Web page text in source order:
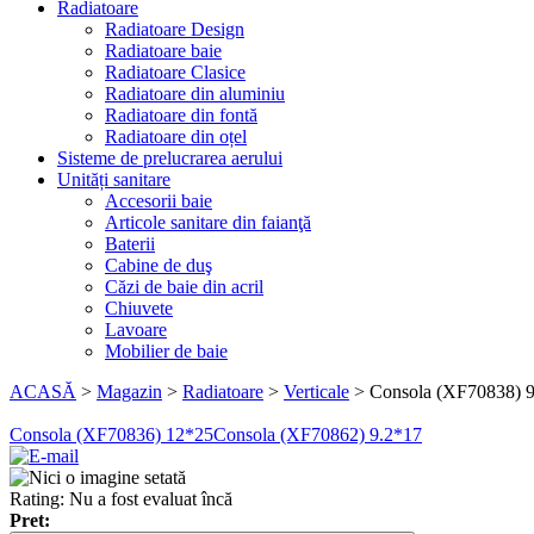
Radiatoare
Radiatoare Design
Radiatoare baie
Radiatoare Clasice
Radiatoare din aluminiu
Radiatoare din fontă
Radiatoare din oțel
Sisteme de prelucrarea aerului
Unități sanitare
Accesorii baie
Articole sanitare din faianţă
Baterii
Cabine de duş
Căzi de baie din acril
Chiuvete
Lavoare
Mobilier de baie
ACASĂ > Magazin > Radiatoare > Verticale > Consola (XF70838)
Consola (XF70836) 12*25Consola (XF70862) 9.2*17
Rating: Nu a fost evaluat încă
Pret: